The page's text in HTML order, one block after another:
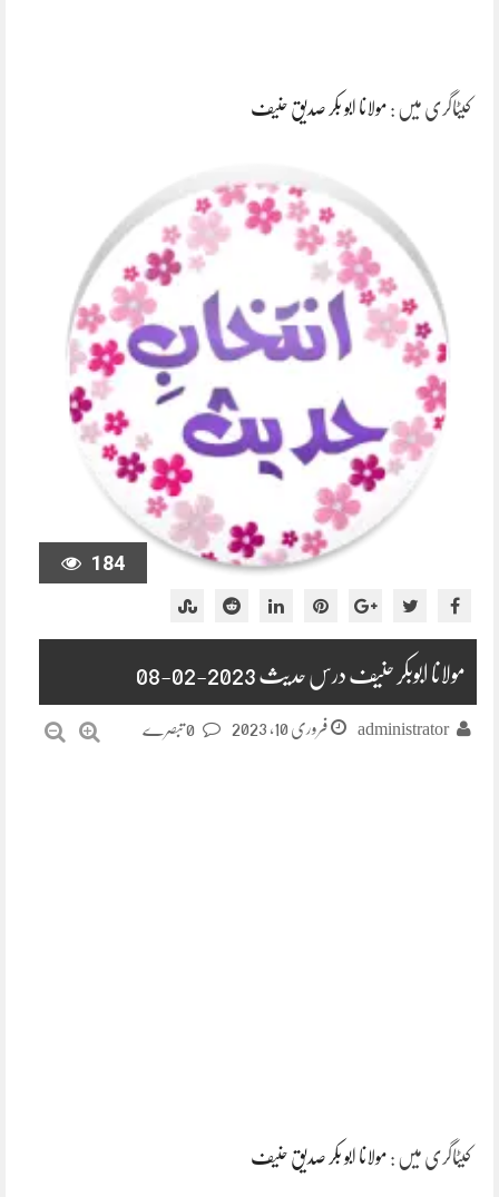
کیٹاگری میں : مولانا ابو بکر صدیق حنیف
184
مولانا ابوبکر حنیف درس حدیث 2023-02-08
administrator فروری 10, 2023
کیٹاگری میں : مولانا ابو بکر صدیق حنیف